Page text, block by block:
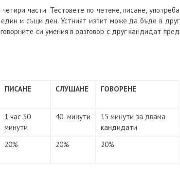
части. Тестовете по четене, писане, употреба
и същи ден. Устният изпит може да бъде в друг
си умения в разговор с друг кандидат пред
ПИСАНЕ СЛУШАНЕ ГОВОРЕНЕ
1 час 30
минути
40 минути
15 минути за двама
кандидати
20% 20% 20%